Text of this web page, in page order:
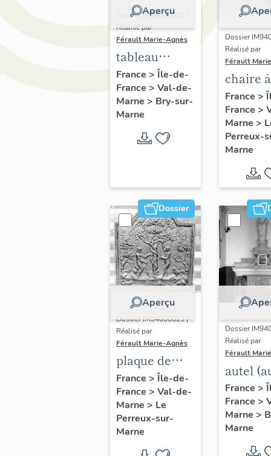
Aperçu
Dossier IM94000081 |
Réalisé par
Férault Marie-Agnès
tableau
(diorama)
France > Île-de-
France > Val-de-
Marne > Bry-sur-
Marne
Dossier
Réalisé par
Férault
chaire à
France >
France >
Marne >
Perreux-
Marne
Dossier
Aperçu
Dossier IM94000023 |
Réalisé par
Férault Marie-Agnès
plaque de
cheminée :
Tentation
d'Eve
France > Île-de-
France > Val-de-
Marne > Le
Perreux-sur-
Marne
Dossier
Réalisé par
Férault
autel
de la
France >
France >
Marne >
Marne